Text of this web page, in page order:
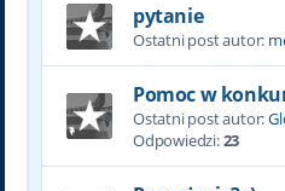
pytanie
Ostatni post autor:
Pomoc w
Ostatni post autor:
Odpowiedzi:23